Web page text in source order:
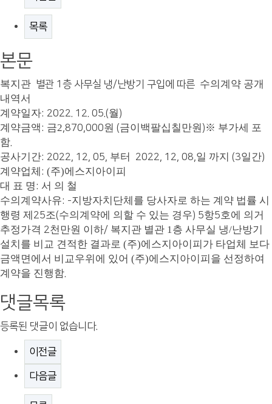
목록
본문
복지관 별관 1층 사무실 냉/난방기 구입에 따른 수의계약 공개
내역서
계약일자: 2022. 12. 05.(월)
계약금액: 금2,870,000원 (금이백팔십칠만원 )※ 부가세 포
함.
공사기간: 2022, 12, 05, 부터 2022, 12, 08,일 까지 (3일간)
계약업체 : (주)에스지아이피
대 표 명: 서 의 철
수의계약사유: -지방자치단체를 당사자로 하는 계약 법률 시
행령 제 25조(수의계약에 의할 수 있는 경우) 5항5호에 의거
추정가격 2천만원 이하/ 복지관 별관 1층 사무실 냉/난방기
설치를 비교 견적한 결과로 (주)에스지아이피가 타업체 보다
금액면에서 비교우위에 있어 (주)에스지아이피 을 선정하여
계약을 진행함.
댓글목록
등록된 댓글이 없습니다.
이전글
다음글